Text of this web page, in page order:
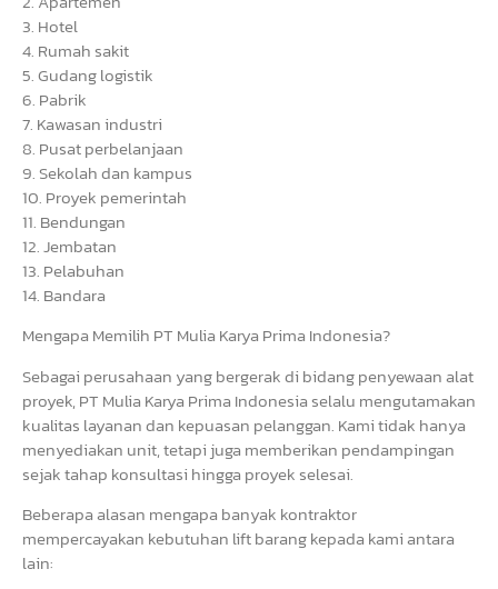
3. Hotel
4. Rumah sakit
5. Gudang logistik
6. Pabrik
7. Kawasan industri
8. Pusat perbelanjaan
9. Sekolah dan kampus
10. Proyek pemerintah
11. Bendungan
12. Jembatan
13. Pelabuhan
14. Bandara
Mengapa Memilih PT Mulia Karya Prima Indonesia?
Sebagai perusahaan yang bergerak di bidang penyewaan alat
proyek, PT Mulia Karya Prima Indonesia selalu mengutamakan
kualitas layanan dan kepuasan pelanggan. Kami tidak hanya
menyediakan unit, tetapi juga memberikan pendampingan
sejak tahap konsultasi hingga proyek selesai.
Beberapa alasan mengapa banyak kontraktor
mempercayakan kebutuhan lift barang kepada kami antara
lain: